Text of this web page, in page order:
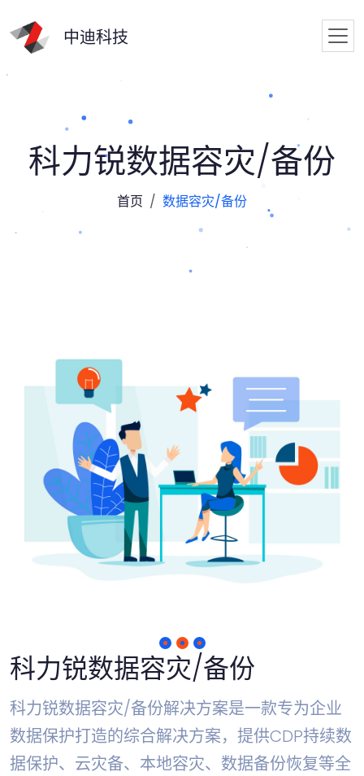
中迪科技
科力锐数据容灾/备份
首页 数据容灾/备份
科力锐数据容灾/备份
科力锐数据容灾/备份解决方案是一款专为企业
数据保护打造的综合解决方案，提供CDP持续数
据保护、云灾备、本地容灾、数据备份恢复等全